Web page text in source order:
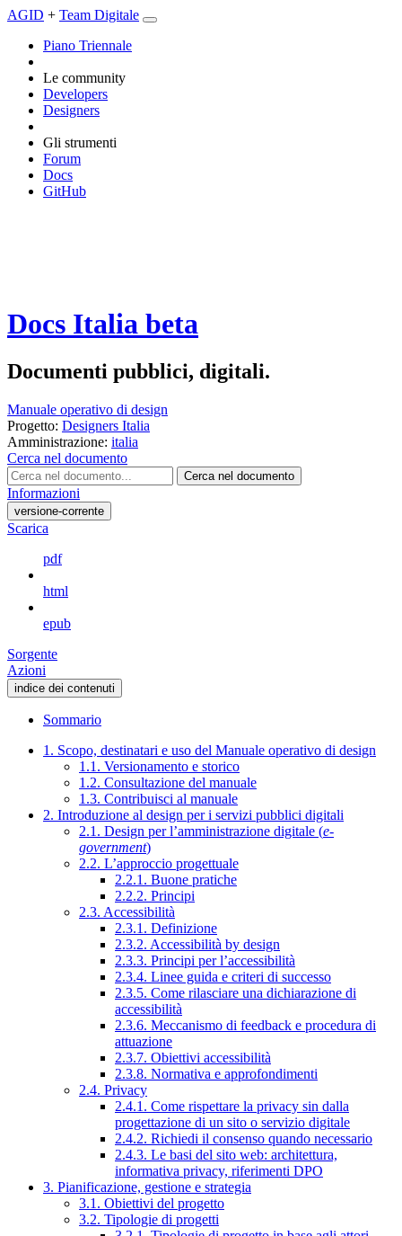
AGID + Team Digitale
Piano Triennale
Le community
Developers
Designers
Gli strumenti
Forum
Docs
GitHub
Docs Italia beta
Documenti pubblici, digitali.
Manuale operativo di design
Progetto: Designers Italia
Amministrazione: italia
Cerca nel documento
Cerca nel documento
Informazioni
versione-corrente
Scarica
pdf
html
epub
Sorgente
Azioni
indice dei contenuti
Sommario
1. Scopo, destinatari e uso del Manuale operativo di design
1.1. Versionamento e storico
1.2. Consultazione del manuale
1.3. Contribuisci al manuale
2. Introduzione al design per i servizi pubblici digitali
2.1. Design per l’amministrazione digitale (e-
government)
2.2. L’approccio progettuale
2.2.1. Buone pratiche
2.2.2. Principi
2.3. Accessibilità
2.3.1. Definizione
2.3.2. Accessibilità by design
2.3.3. Principi per l’accessibilità
2.3.4. Linee guida e criteri di successo
2.3.5. Come rilasciare una dichiarazione di
accessibilità
2.3.6. Meccanismo di feedback e procedura di
attuazione
2.3.7. Obiettivi accessibilità
2.3.8. Normativa e approfondimenti
2.4. Privacy
2.4.1. Come rispettare la privacy sin dalla
progettazione di un sito o servizio digitale
2.4.2. Richiedi il consenso quando necessario
2.4.3. Le basi del sito web: architettura,
informativa privacy, riferimenti DPO
3. Pianificazione, gestione e strategia
3.1. Obiettivi del progetto
3.2. Tipologie di progetti